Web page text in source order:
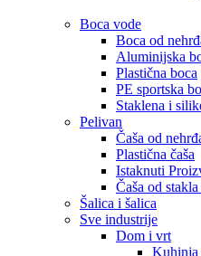
Boca vode
Boca od
Aluminijska
Plastična boca
PE sportska
Staklena i
Pelivan
Čaša od
Plastična čaša
Istaknuti
Čaša od
Šalica i šalica
Sve industrije
Dom i vrt
Kuhinja